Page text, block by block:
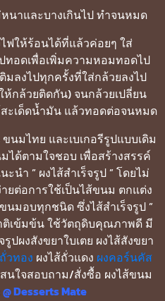
นาและบางเกินไป ทำจนหมด
ฟให้ร้อนได้ที่แล้วค่อยๆ ใส่
ทอดเพื่อเพิ่มความหอมทอดไป
มลงไปทุกครั้งที่ใส่กล้วยลงไป
กล้วยติดกัน) จนกล้วยเปลี่ยน
ะเด็ดน้ำมัน แล้วทอดต่อจนหมด
มไทย และเบเกอรีรูปแบบเดิม
ได้ตามใจชอบ เพื่อสร้างสรรค์
นำ ” ผงไส้สำเร็จรูป ” โดยไม่
ยต่อการใช้เป็นไส้ขนม ตกแต่ง
มอบทุกชนิด ซึ่งไส้สำเร็จรูป ”
ติเข้มข้น ใช้วัตถุดิบคุณภาพดี มี
ปผงสังขยาใบเตย ผงไส้สังขยา
วทอง ผงไส้ถั่วแดง ผงคอร์นคัส
นใจสอบถาม/สั่งซื้อ ผงไส้ขนม
@ Desserts Mate